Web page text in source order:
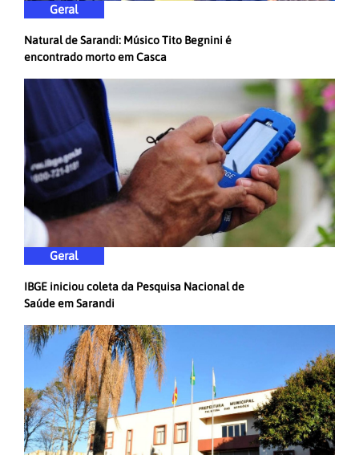
Geral
Natural de Sarandi: Músico Tito Begnini é
encontrado morto em Casca
Geral
IBGE iniciou coleta da Pesquisa Nacional de
Saúde em Sarandi